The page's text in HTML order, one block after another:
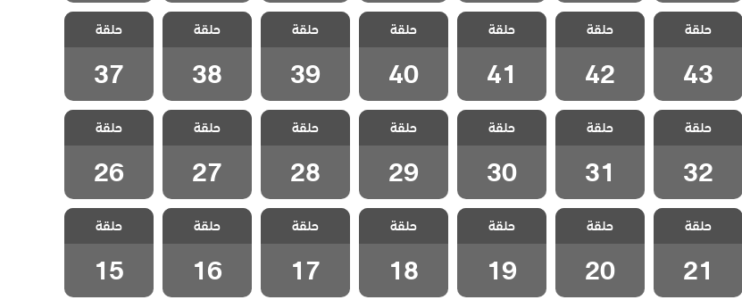
مسلسل ياسمين
مدبلج الحلقة 43
حلقة
43
مسلسل ياسمين
مدبلج الحلقة 42
حلقة
42
مسلسل ياسمين
مدبلج الحلقة 41
حلقة
41
مسلسل ياسمين
مدبلج الحلقة 40
حلقة
40
مسلسل ياسمين
مدبلج الحلقة 39
حلقة
39
مسلسل ياسمين
مدبلج الحلقة 38
حلقة
38
مسلسل ياسمين
مدبلج الحلقة 37
حلقة
37
مسلسل ياسمين
مدبلج الحلقة 32
حلقة
32
مسلسل ياسمين
مدبلج الحلقة 31
حلقة
31
مسلسل ياسمين
مدبلج الحلقة 30
حلقة
30
مسلسل ياسمين
مدبلج الحلقة 29
حلقة
29
مسلسل ياسمين
مدبلج الحلقة 28
حلقة
28
مسلسل ياسمين
مدبلج الحلقة 27
حلقة
27
مسلسل ياسمين
مدبلج الحلقة 26
حلقة
26
مسلسل ياسمين
مدبلج الحلقة 21
حلقة
21
مسلسل ياسمين
مدبلج الحلقة 20
حلقة
20
مسلسل ياسمين
مدبلج الحلقة 19
حلقة
19
مسلسل ياسمين
مدبلج الحلقة 18
حلقة
18
مسلسل ياسمين
مدبلج الحلقة 17
حلقة
17
مسلسل ياسمين
مدبلج الحلقة 16
حلقة
16
مسلسل ياسمين
مدبلج الحلقة 15
حلقة
15